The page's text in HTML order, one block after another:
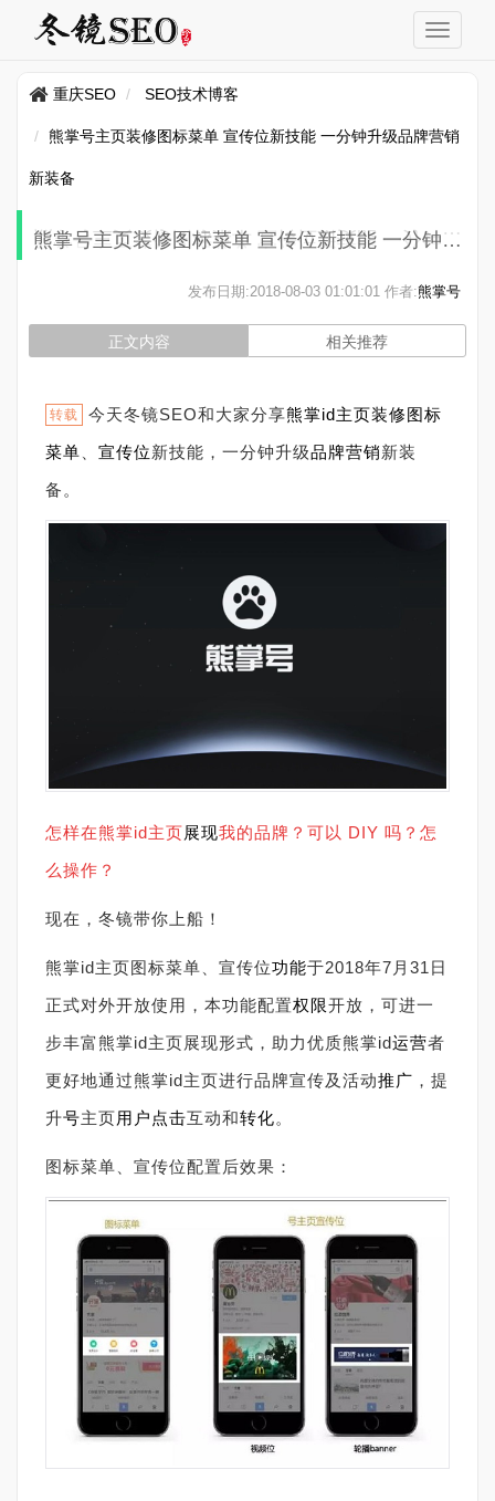
重庆SEO SEO技术博客
熊掌号主页装修图标菜单 宣传位新技能 一分钟升级品牌营销
新装备
熊掌号主页装修图标菜单 宣传位新技能 一分钟升级品牌营销新装备
发布日期:2018-08-03 01:01:01 作者:熊掌号
正文内容 相关推荐
转载 今天冬镜SEO和大家分享熊掌id主页装修图标
菜单
宣传位新技能，一分钟升级品牌营销新装
备。
怎样在熊掌id主页展现我的品牌？ 可以 DIY 吗？ 怎
么操作？
现在，冬镜带你上船！
熊掌id主页图标菜单、宣传位功能于2018年7月31日
正式对外开放使用，本功能配置权限开放，可进一
步丰富熊掌id主页展现形式，助力优质熊掌id运营者
更好地通过熊掌id主页进行品牌宣传及活动推广 ，提
升号主页用户 点击互动和转化。
图标菜单、宣传位配置后效果：